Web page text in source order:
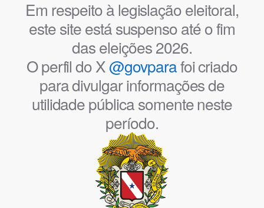
Em respeito à legislação eleitoral,
este site está suspenso até o fim
das eleições 2026.
O perfil do X@govparafoi criado
para divulgar informações de
utilidade pública somente neste
período.